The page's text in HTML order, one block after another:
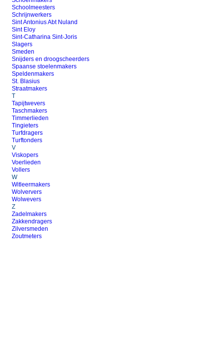
Schoolmeesters
Schrijnwerkers
Sint Antonius Abt Nuland
Sint Eloy
Sint-Catharina Sint-Joris
Slagers
Smeden
Snijders en droogscheerders
Spaanse stoelenmakers
Speldenmakers
St. Blasius
Straatmakers
T
Tapijtwevers
Taschmakers
Timmerlieden
Tingieters
Turfdragers
Turftonders
V
Viskopers
Voerlieden
Vollers
W
Witleermakers
Wolververs
Wolwevers
Z
Zadelmakers
Zakkendragers
Zilversmeden
Zoutmeters